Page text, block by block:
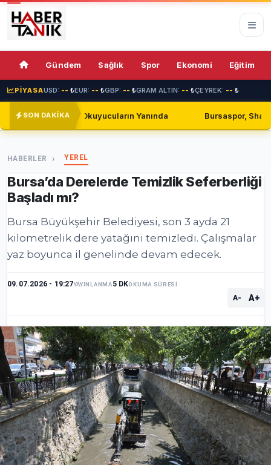
Gündem Sağlık Spor Ekonomi Eğitim
PİYASAUSD: -- ₺EUR: -- ₺GBP: -- ₺GRAM ALTIN: -- ₺ÇEYREK: -- ₺
SON DAKİKA
Yanında Bursaspor, Shakhtar Donetsk ile Golsüz
69%
HABERLER YEREL
Bursa’da Derelerde Temizlik Seferberliği
Başladı mı?
Bursa Büyükşehir Belediyesi, son 3 ayda 21
kilometrelik dere yatağını temizledi. Çalışmalar
yaz boyunca il genelinde devam edecek.
09.07.2026 - 19:27YAYINLANMA5 DKOKUMA SÜRESİ
A- A+